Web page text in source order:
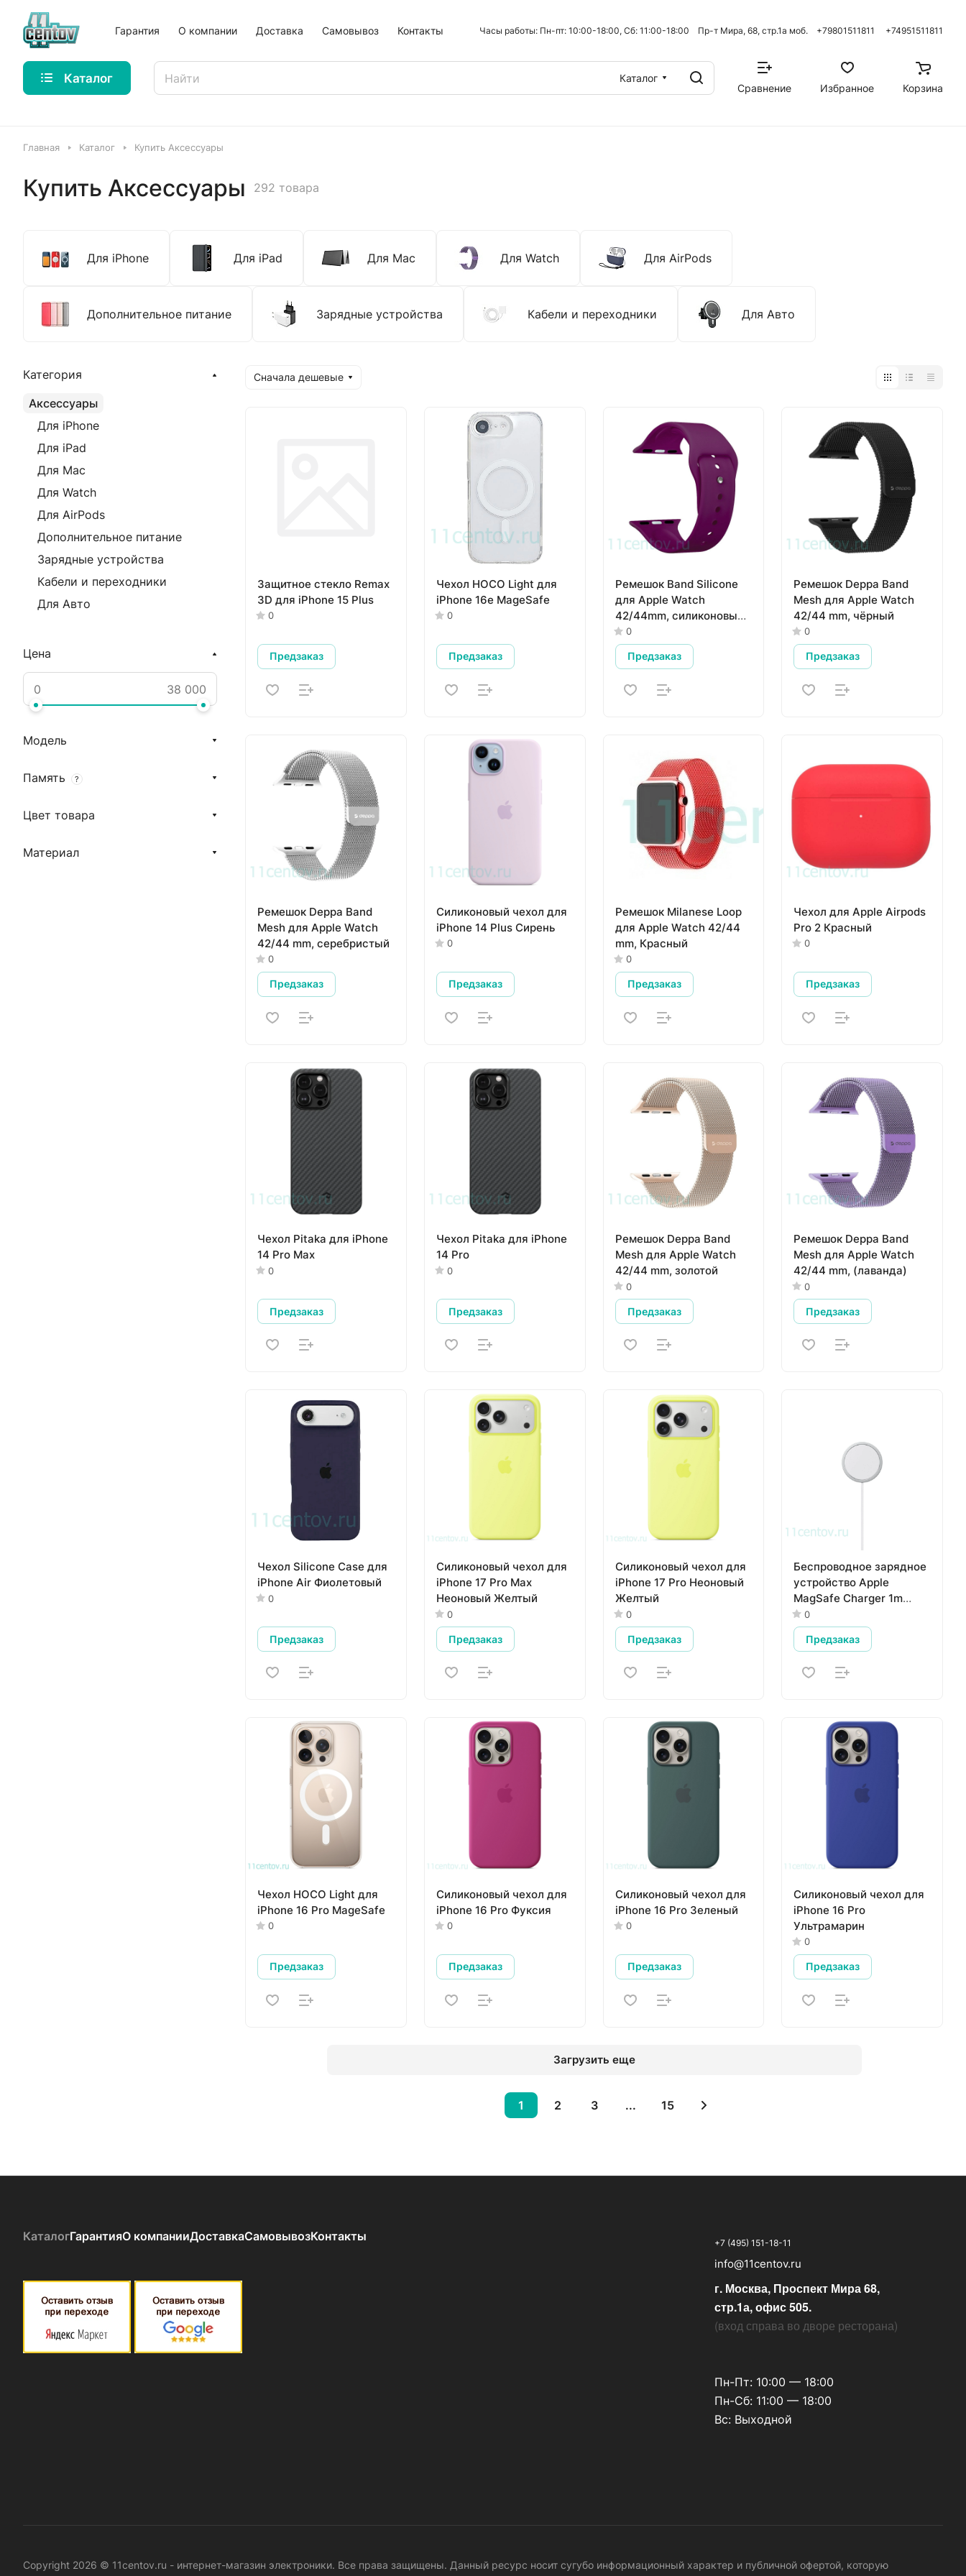
Гарантия О компании Доставка Самовывоз Контакты Часы работы: Пн-пт: 10:00-18:00, Сб: 11:00-18:00 Пр-т Мира, 68, стр.1а моб. +79801511811 +74951511811
Каталог
Каталог
Сравнение
Избранное Корзина
Главная Каталог Купить Аксессуары
Купить Аксессуары 292 товара
Для iPhone Для iPad Для Mac Для Watch Для AirPods
Дополнительное питание Зарядные устройства Кабели и переходники Для Авто
Сначала дешевые
Защитное стекло Remax
3D для iPhone 15 Plus
0
Предзаказ
Чехол HOCO Light для
iPhone 16e MageSafe
0
Предзаказ
Ремешок Band Silicone
для Apple Watch
42/44mm, силиконовый,
(Бургунди)
0
Предзаказ
Ремешок Deppa Band
Mesh для Apple Watch
42/44 mm, чёрный
0
Предзаказ
Ремешок Deppa Band
Mesh для Apple Watch
42/44 mm, серебристый
0
Предзаказ
Силиконовый чехол для
iPhone 14 Plus Сирень
0
Предзаказ
Ремешок Milanese Loop
для Apple Watch 42/44
mm, Красный
0
Предзаказ
Чехол для Apple Airpods
Pro 2 Красный
0
Предзаказ
Чехол Pitaka для iPhone
14 Pro Max
0
Предзаказ
Чехол Pitaka для iPhone
14 Pro
0
Предзаказ
Ремешок Deppa Band
Mesh для Apple Watch
42/44 mm, золотой
0
Предзаказ
Ремешок Deppa Band
Mesh для Apple Watch
42/44 mm, (лаванда)
0
Предзаказ
Чехол Silicone Case для
iPhone Air Фиолетовый
0
Предзаказ
Силиконовый чехол для
iPhone 17 Pro Max
Неоновый Желтый
0
Предзаказ
Силиконовый чехол для
iPhone 17 Pro Неоновый
Желтый
0
Предзаказ
Беспроводное зарядное
устройство Apple
MagSafe Charger 1m
(MX6Y3), белый
0
Предзаказ
Чехол HOCO Light для
iPhone 16 Pro MageSafe
0
Предзаказ
Силиконовый чехол для
iPhone 16 Pro Фуксия
0
Предзаказ
Силиконовый чехол для
iPhone 16 Pro Зеленый
0
Предзаказ
Силиконовый чехол для
iPhone 16 Pro
Ультрамарин
0
Предзаказ
Загрузить еще
1 2 3 ... 15
Категория
Аксессуары
Для iPhone
Для iPad
Для Mac
Для Watch
Для AirPods
Дополнительное питание
Зарядные устройства
Кабели и переходники
Для Авто
Цена
Модель
Память ?
Цвет товара
Материал
КаталогГарантияО компанииДоставкаСамовывозКонтакты +7 (495) 151-18-11
info@11centov.ru
г. Москва, Проспект Мира 68,
стр.1а, офис 505.
(вход справа во дворе ресторана)
Пн-Пт: 10:00 — 18:00
Пн-Сб: 11:00 — 18:00
Вс: Выходной
Copyright 2026 © 11centov.ru - интернет-магазин электроники. Все права защищены. Данный ресурс носит сугубо информационный характер и публичной офертой, которую